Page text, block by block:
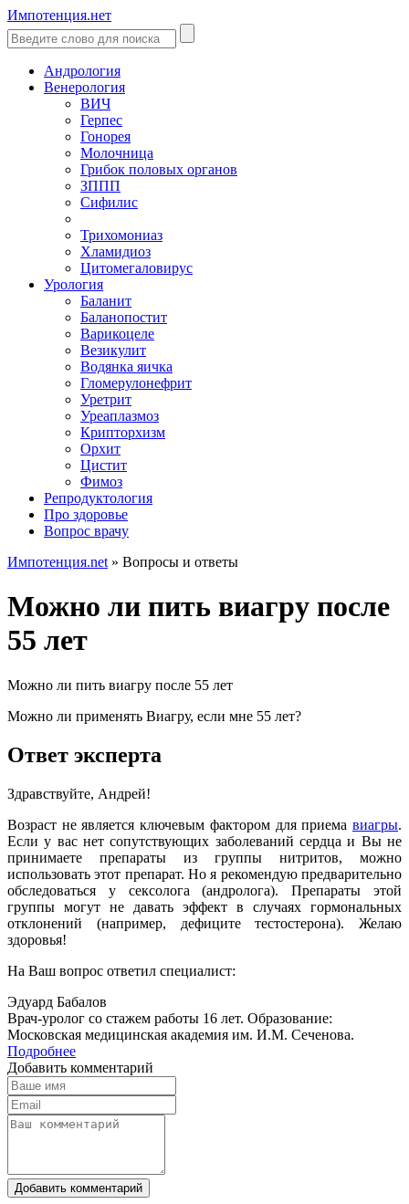
Импотенция.нет
Андрология
Венерология
ВИЧ
Герпес
Гонорея
Молочница
Грибок половых органов
ЗППП
Сифилис
Трихомониаз
Хламидиоз
Цитомегаловирус
Урология
Баланит
Баланопостит
Варикоцеле
Везикулит
Водянка яичка
Гломерулонефрит
Уретрит
Уреаплазмоз
Крипторхизм
Орхит
Цистит
Фимоз
Репродуктология
Про здоровье
Вопрос врачу
Импотенция.net » Вопросы и ответы
Можно ли пить виагру после
55 лет
Можно ли пить виагру после 55 лет
Можно ли применять Виагру, если мне 55 лет?
Ответ эксперта
Здравствуйте, Андрей!
Возраст не является ключевым фактором для приема виагры.
Если у вас нет сопутствующих заболеваний сердца и Вы не
принимаете препараты из группы нитритов, можно
использовать этот препарат. Но я рекомендую предварительно
обследоваться у сексолога (андролога). Препараты этой
группы могут не давать эффект в случаях гормональных
отклонений (например, дефиците тестостерона). Желаю
здоровья!
На Ваш вопрос ответил специалист:
Эдуард Бабалов
Врач-уролог со стажем работы 16 лет. Образование:
Московская медицинская академия им. И.М. Сеченова.
Подробнее
Добавить комментарий
Добавить комментарий